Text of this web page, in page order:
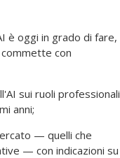
è oggi in grado di fare,
con
sui ruoli professionali
anni;
— quelli che
— con indicazioni su